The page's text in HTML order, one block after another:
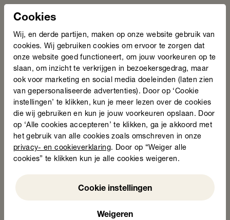
Cookies
Wij, en derde partijen, maken op onze website gebruik van
cookies. Wij gebruiken cookies om ervoor te zorgen dat
onze website goed functioneert, om jouw voorkeuren op te
slaan, om inzicht te verkrijgen in bezoekersgedrag, maar
ook voor marketing en social media doeleinden (laten zien
van gepersonaliseerde advertenties). Door op ‘Cookie
instellingen’ te klikken, kun je meer lezen over de cookies
die wij gebruiken en kun je jouw voorkeuren opslaan. Door
op ‘Alle cookies accepteren’ te klikken, ga je akkoord met
het gebruik van alle cookies zoals omschreven in onze
privacy- en cookieverklaring. Door op “Weiger alle
cookies” te klikken kun je alle cookies weigeren.
Cookie instellingen
Weigeren